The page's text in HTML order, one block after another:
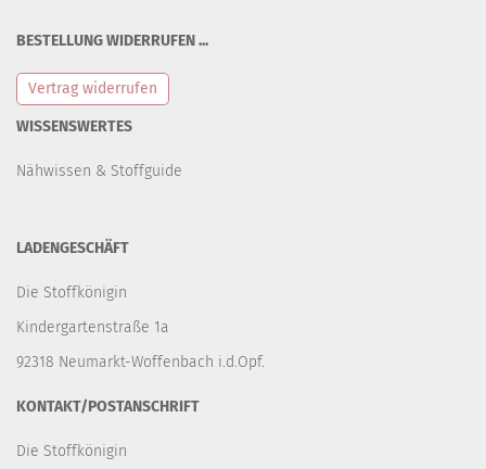
BESTELLUNG WIDERRUFEN ...
Vertrag widerrufen
WISSENSWERTES
Nähwissen & Stoffguide
LADENGESCHÄFT
Die Stoffkönigin
Kindergartenstraße 1a
92318 Neumarkt-Woffenbach i.d.Opf.
KONTAKT/POSTANSCHRIFT
Die Stoffkönigin